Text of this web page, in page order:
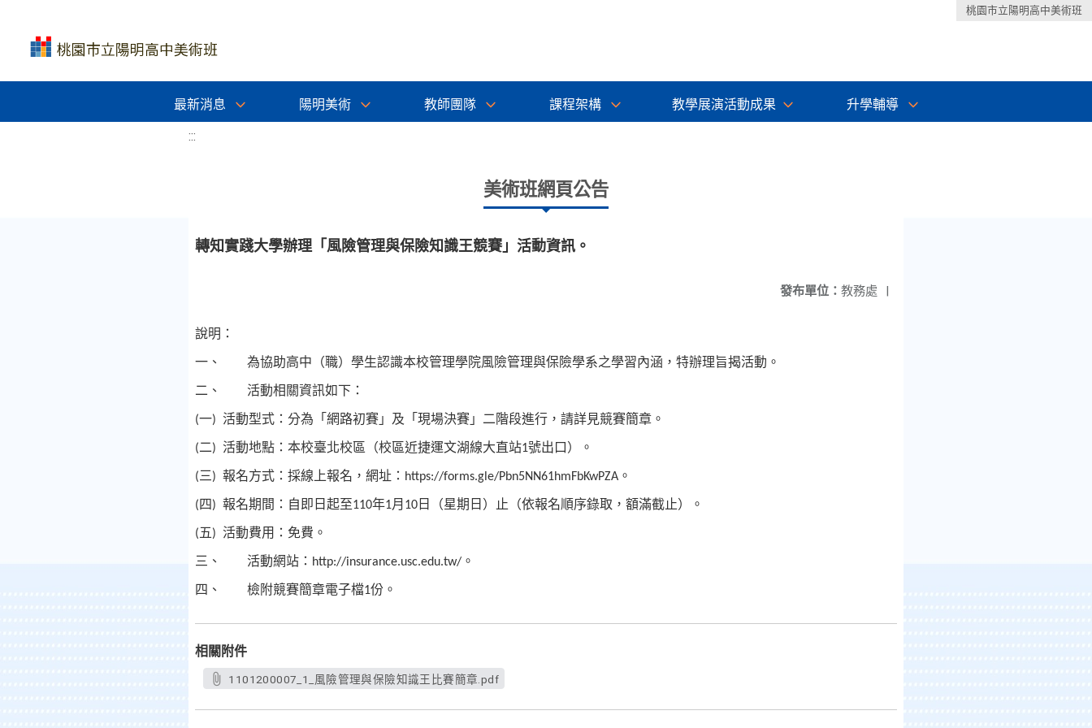
桃園市立陽明高中美術班
最新消息 陽明美術 教師團隊 課程架構 教學展演活動成果 升學輔導
:::
美術班網頁公告
轉知實踐大學辦理「風險管理與保險知識王競賽」活動資訊。
發布單位： 教務處 |
說明：
一、 為協助高中（職）學生認識本校管理學院風險管理與保險學系之學習內涵，特辦理旨揭活動。
二、 活動相關資訊如下：
(一) 活動型式：分為「網路初賽」及「現場決賽」二階段進行，請詳見競賽簡章。
(二) 活動地點：本校臺北校區（校區近捷運文湖線大直站1號出口）。
(三) 報名方式：採線上報名，網址： https://forms.gle/Pbn5NN61hmFbKwPZA 。
(四) 報名期間：自即日起至110年1月 10 日（星期日）止（依報名順序錄取，額滿截止）。
(五) 活動費用：免費。
三、 活動網站： http://insurance.usc.edu.tw/ 。
四、 檢附競賽簡章電子檔1份。
相關附件
1101200007_1_風險管理與保險知識王比賽簡章.pdf